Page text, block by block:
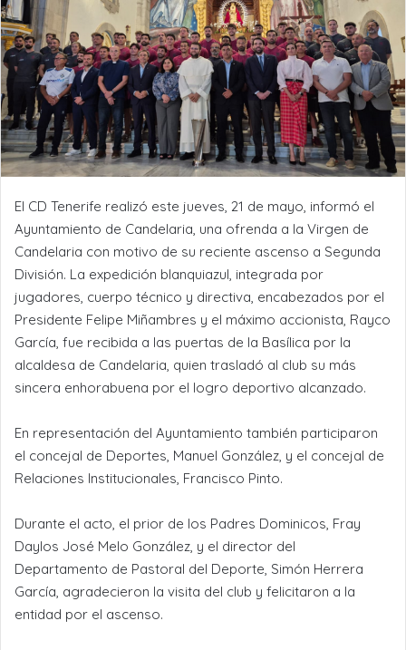
El CD Tenerife realizó este jueves, 21 de mayo, informó el
Ayuntamiento de Candelaria, una ofrenda a la Virgen de
Candelaria con motivo de su reciente ascenso a Segunda
División. La expedición blanquiazul, integrada por
jugadores, cuerpo técnico y directiva, encabezados por el
Presidente Felipe Miñambres y el máximo accionista, Rayco
García, fue recibida a las puertas de la Basílica por la
alcaldesa de Candelaria, quien trasladó al club su más
sincera enhorabuena por el logro deportivo alcanzado.
En representación del Ayuntamiento también participaron
el concejal de Deportes, Manuel González, y el concejal de
Relaciones Institucionales, Francisco Pinto.
Durante el acto, el prior de los Padres Dominicos, Fray
Daylos José Melo González, y el director del
Departamento de Pastoral del Deporte, Simón Herrera
García, agradecieron la visita del club y felicitaron a la
entidad por el ascenso.